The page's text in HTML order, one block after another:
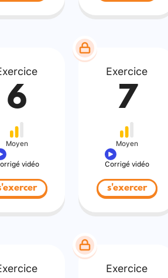
6
Moyen
vidéo
Exercice
7
Moyen
Corrigé vidéo
s'exercer
Exercice